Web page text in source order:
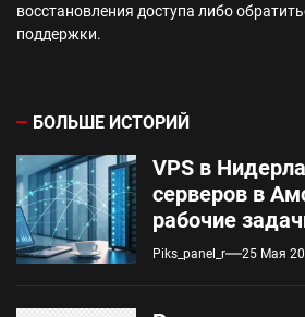
восстановления доступа либо
поддержки.
БОЛЬШЕ ИСТОРИЙ
VPS в
серверов в
рабочие
Piks_panel_r 25 Мая